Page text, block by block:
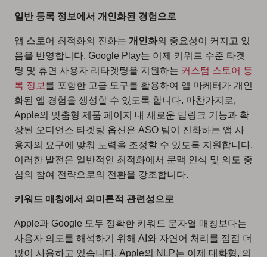
일반 등록 정보에서 개인화된 경험으로
앱 스토어 최적화의 진화는 개인화의 중요성이 커지고 있
음을 반영합니다. Google Play는 이제 키워드 수준 타겟
팅 및 휴면 사용자 리타겟팅을 지원하는 커스텀 스토어 등
록 정보 를 포함한 고급 도구를 활용하여 앱 마케터가 개인
화된 앱 경험을 생성할 수 있도록 합니다. 마찬가지로,
Apple의 맞춤형 제품 페이지 내 새로운 딥링크 기능과 확
장된 오디언스 타겟팅 옵션은 ASO 팀이 진화하는 앱 사
용자의 요구에 맞춰 노력을 조정할 수 있도록 지원합니다.
이러한 발전은 일반적인 최적화에서 문맥 인식 및 의도 중
심의 참여 전략으로의 전환을 강조합니다.
키워드 매칭에서 의미론적 관련성으로
Apple과 Google 모두 정확한 키워드 문자열 매칭보다는
사용자 의도를 해석하기 위해 AI와 자연어 처리를 점점 더
많이 사용하고 있습니다. Apple의 NLP는 이제 대화형, 의